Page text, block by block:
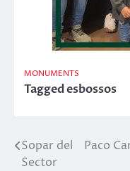
MONUMENTS
Taggedesbossos
Navegació
Sopar del
Sector
Paco